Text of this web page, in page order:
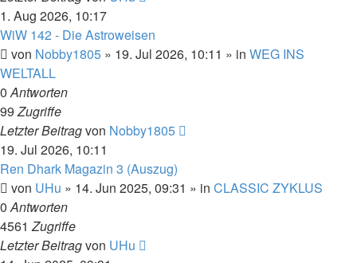
1. Aug 2026, 10:17
WiW 142 - Die Astroweisen
von Nobby1805 » 19. Jul 2026, 10:11 » in WEG INS
WELTALL
0Antworten
99Zugriffe
Letzter Beitragvon Nobby1805
19. Jul 2026, 10:11
Ren Dhark Magazin 3 (Auszug)
von UHu » 14. Jun 2025, 09:31 » in CLASSIC ZYKLUS
0Antworten
4561Zugriffe
Letzter Beitragvon UHu